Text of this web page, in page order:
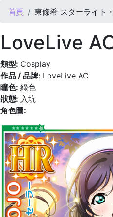
您在這裡
首頁 東條希 スターライト
LoveLive
類型: Cosplay
作品 / 品牌: LoveLive AC
瞳色: 綠色
狀態: 入坑
角色圖: